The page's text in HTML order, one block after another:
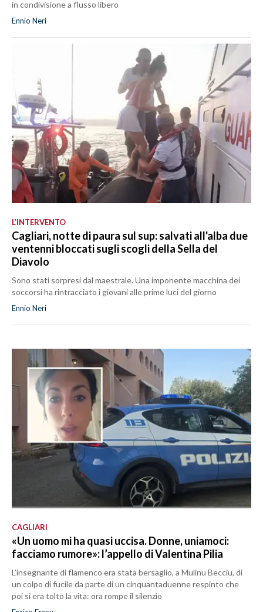
in condivisione a flusso libero
Ennio Neri
L’INTERVENTO
Cagliari, notte di paura sul sup: salvati all'alba due
ventenni bloccati sugli scogli della Sella del
Diavolo
Sono stati sorpresi dal maestrale. Una imponente macchina dei
soccorsi ha rintracciato i giovani alle prime luci del giorno
Ennio Neri
CAGLIARI
«Un uomo mi ha quasi uccisa. Donne, uniamoci:
facciamo rumore»: l’appello di Valentina Pilia
L’insegnante di flamenco era stata bersaglio, a Mulinu Becciu, di
un colpo di fucile da parte di un cinquantaduenne respinto che
poi si era tolto la vita: ora rompe il silenzio